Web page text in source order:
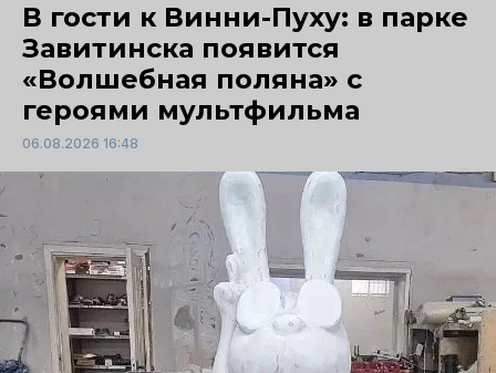
В гости к Винни-Пуху: в парке
Завитинска появится
«Волшебная поляна» с
героями мультфильма
06.08.2026 16:48